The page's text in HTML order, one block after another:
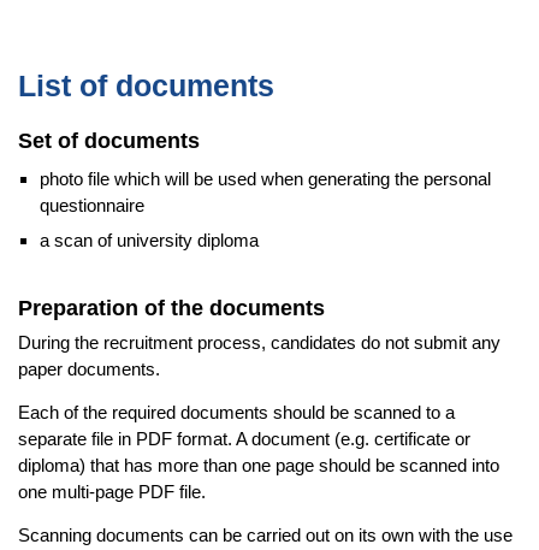
List of documents
Set of documents
photo file which will be used when generating the personal
questionnaire
a scan of university diploma
Preparation of the documents
During the recruitment process, candidates do not submit any
paper documents.
Each of the required documents should be scanned to a
separate file in PDF format. A document (e.g. certificate or
diploma) that has more than one page should be scanned into
one multi-page PDF file.
Scanning documents can be carried out on its own with the use